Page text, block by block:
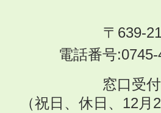
〒639-
電話番号
窓口受
（祝日、休日、12